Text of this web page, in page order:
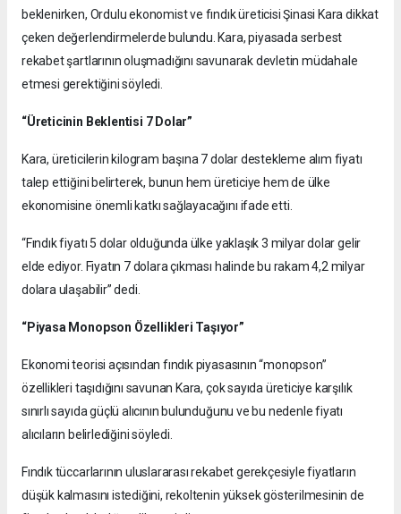
beklenirken, Ordulu ekonomist ve fındık üreticisi Şinasi Kara dikkat
çeken değerlendirmelerde bulundu. Kara, piyasada serbest
rekabet şartlarının oluşmadığını savunarak devletin müdahale
etmesi gerektiğini söyledi.
“Üreticinin Beklentisi 7 Dolar”
Kara, üreticilerin kilogram başına 7 dolar destekleme alım fiyatı
talep ettiğini belirterek, bunun hem üreticiye hem de ülke
ekonomisine önemli katkı sağlayacağını ifade etti.
“Fındık fiyatı 5 dolar olduğunda ülke yaklaşık 3 milyar dolar gelir
elde ediyor. Fiyatın 7 dolara çıkması halinde bu rakam 4,2 milyar
dolara ulaşabilir” dedi.
“Piyasa Monopson Özellikleri Taşıyor”
Ekonomi teorisi açısından fındık piyasasının “monopson”
özellikleri taşıdığını savunan Kara, çok sayıda üreticiye karşılık
sınırlı sayıda güçlü alıcının bulunduğunu ve bu nedenle fiyatı
alıcıların belirlediğini söyledi.
Fındık tüccarlarının uluslararası rekabet gerekçesiyle fiyatların
düşük kalmasını istediğini, rekoltenin yüksek gösterilmesinin de